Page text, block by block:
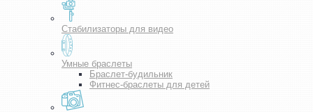
Стабилизаторы для видео
Умные браслеты
Браслет-будильник
Фитнес-браслеты для детей